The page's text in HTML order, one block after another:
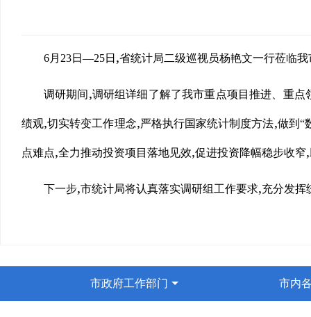
6月23日—25日 ,省统计局二级巡视员杨艳文一行莅临我
调研期间 ,调研组详细了解了我市重点项目推进、重
绩观,切实转变工作理念,严格执行国家统计制度方法,做到“
点难点,全力推动投资项目落地见效,促进投资降幅稳步收窄,
下一步,市统计局将认真落实调研组工作要求,充分发挥
市政府工作部门 市内